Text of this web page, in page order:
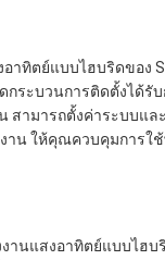
าทิตย์แบบไฮบริดของ
ระบวนการติดตั้งได้รั
สามารถตั้งค่าระบบแล
น ให้คุณควบคุมการใช้
านแสงอาทิตย์แบบไฮ